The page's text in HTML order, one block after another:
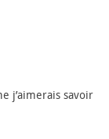
j’aimerais savoir